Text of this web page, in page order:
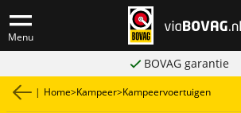
Menu
BOVAG garantie
| Home>Kampeer>Kampeervoertuigen